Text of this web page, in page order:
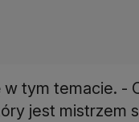
tym temacie. -
jest mistrzem